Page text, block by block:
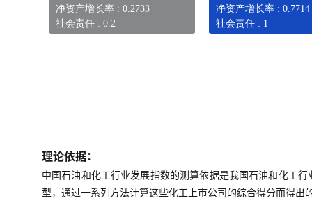
净资产增长率 : 0.2733
社会责任 : 0.2
净资产增长率 : 0.7714
社会责任 : 1
理论依据：
中国石油和化工行业发展指数的测算依据是我国石油和化工
型，通过一系列方法计算这些化工上市公司的综合得分而得